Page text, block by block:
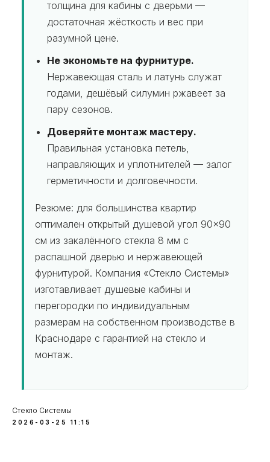
толщина для кабины с дверьми —
достаточная жёсткость и вес при
разумной цене.
Не экономьте на фурнитуре.
Нержавеющая сталь и латунь служат
годами, дешёвый силумин ржавеет за
пару сезонов.
Доверяйте монтаж мастеру.
Правильная установка петель,
направляющих и уплотнителей — залог
герметичности и долговечности.
Резюме: для большинства квартир
оптимален открытый душевой угол 90×90
см из закалённого стекла 8 мм с
распашной дверью и нержавеющей
фурнитурой. Компания «Стекло Системы»
изготавливает душевые кабины и
перегородки по индивидуальным
размерам на собственном производстве в
Краснодаре с гарантией на стекло и
монтаж.
Стекло Системы
2026-03-25 11:15